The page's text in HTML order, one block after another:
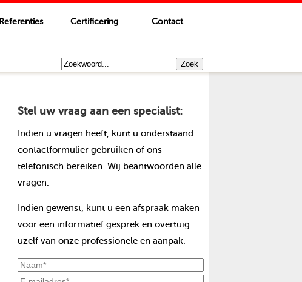
Referenties Certificering Contact
Stel uw vraag aan een specialist:
Indien u vragen heeft, kunt u onderstaand
contactformulier gebruiken of ons
telefonisch bereiken. Wij beantwoorden alle
vragen.
Indien gewenst, kunt u een afspraak maken
voor een informatief gesprek en overtuig
uzelf van onze professionele en aanpak.